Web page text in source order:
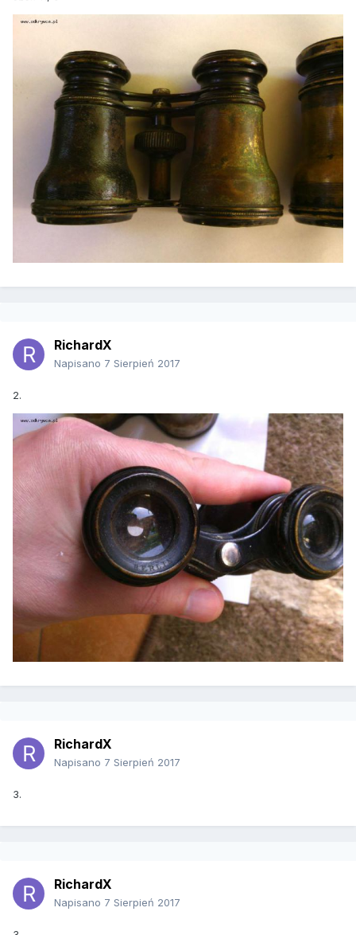
RichardX
Napisano 7 Sierpień 2017
2.
RichardX
Napisano 7 Sierpień 2017
3.
RichardX
Napisano 7 Sierpień 2017